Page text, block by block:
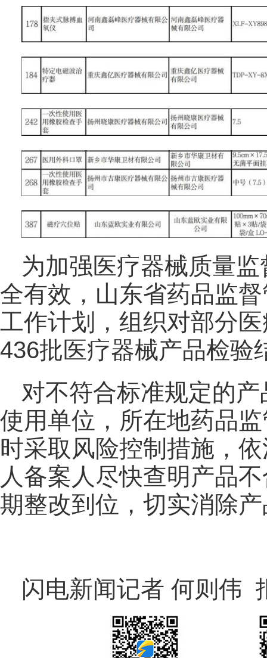
为加强医疗器械质量
全有效，山东省药品监
工作计划，组织对部分
436批医疗器械产品检验
对不符合标准规定的
使用单位，所在地药品
时采取风险控制措施，
人备案人尽快查明产品
期整改到位，切实消除
闪电新闻记者 何则伟